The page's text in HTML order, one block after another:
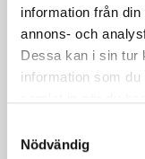
information från
annons- och
Dessa kan i sin tur
information som
Nödvändig
EasyPark
Payment
Select the